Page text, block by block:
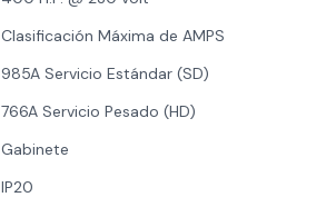
Clasificación Máxima de AMPS
985A Servicio Estándar (SD)
766A Servicio Pesado (HD)
Gabinete
IP20